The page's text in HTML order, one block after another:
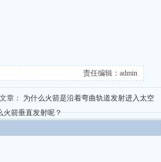
责任编辑：admin
章： 为什么火箭是沿着弯曲轨道发射进入太空
火箭垂直发射呢？